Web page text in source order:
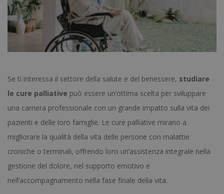
Se ti interessa il settore della salute e del benessere, studiare
le cure palliative può essere un’ottima scelta per sviluppare
una carriera professionale con un grande impatto sulla vita dei
pazienti e delle loro famiglie. Le cure palliative mirano a
migliorare la qualità della vita delle persone con malattie
croniche o terminali, offrendo loro un’assistenza integrale nella
gestione del dolore, nel supporto emotivo e
nell’accompagnamento nella fase finale della vita.